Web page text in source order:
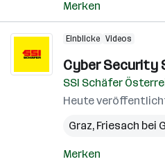
Merken
Einblicke Videos
Cyber Security
SSI Schäfer
Heute
Graz, Friesach bei
Merken